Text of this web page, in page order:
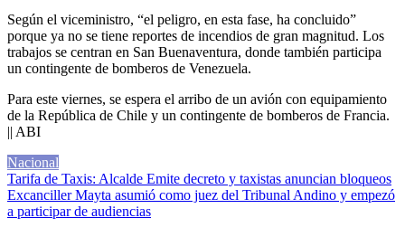
Según el viceministro, “el peligro, en esta fase, ha concluido”
porque ya no se tiene reportes de incendios de gran magnitud. Los
trabajos se centran en San Buenaventura, donde también participa
un contingente de bomberos de Venezuela.
Para este viernes, se espera el arribo de un avión con equipamiento
de la República de Chile y un contingente de bomberos de Francia.
|| ABI
Nacional
Navegación
de
Tarifa de Taxis: Alcalde Emite decreto y taxistas anuncian bloqueos
Excanciller Mayta asumió como juez del Tribunal Andino y empezó
a participar de audiencias